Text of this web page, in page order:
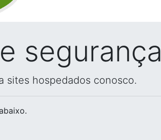
segurança
sites hospedados conosco.